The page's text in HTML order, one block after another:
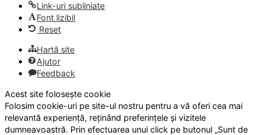
Link-uri subliniate
Font lizibil
Reset
Hartă site
Ajutor
Feedback
Acest site folosește cookie
Folosim cookie-uri pe site-ul nostru pentru a vă oferi cea mai
relevantă experiență, reținând preferințele și vizitele
dumneavoastră. Prin efectuarea unui click pe butonul „Sunt de